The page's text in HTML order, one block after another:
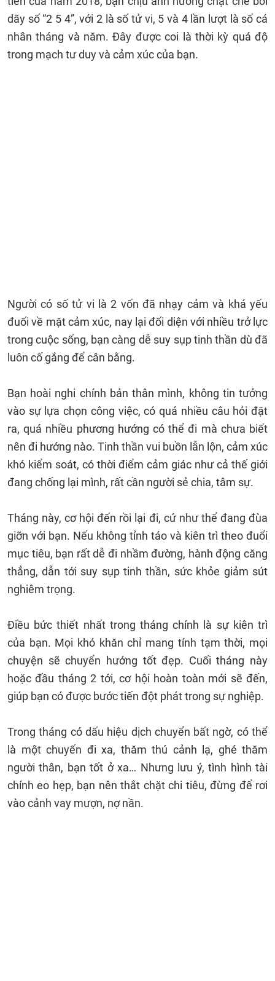
dãy số “2 5 4”, với 2 là số tử vi, 5 và 4 lần lượt là số cá
nhân tháng và năm. Đây được coi là thời kỳ quá độ
trong mạch tư duy và cảm xúc của bạn.
Người có số tử vi là 2 vốn đã nhạy cảm và khá yếu
đuối về mặt cảm xúc, nay lại đối diện với nhiều trở lực
trong cuộc sống, bạn càng dễ suy sụp tinh thần dù đã
luôn cố gắng để cân bằng.
Bạn hoài nghi chính bản thân mình, không tin tưởng
vào sự lựa chọn công việc, có quá nhiều câu hỏi đặt
ra, quá nhiều phương hướng có thể đi mà chưa biết
nên đi hướng nào. Tinh thần vui buồn lẫn lộn, cảm xúc
khó kiểm soát, có thời điểm cảm giác như cả thế giới
đang chống lại mình, rất cần người sẻ chia, tâm sự.
Tháng này, cơ hội đến rồi lại đi, cứ như thể đang đùa
giỡn với bạn. Nếu không tỉnh táo và kiên trì theo đuổi
mục tiêu, bạn rất dễ đi nhầm đường, hành động căng
thẳng, dẫn tới suy sụp tinh thần, sức khỏe giảm sút
nghiêm trọng.
Điều bức thiết nhất trong tháng chính là sự kiên trì
của bạn. Mọi khó khăn chỉ mang tính tạm thời, mọi
chuyện sẽ chuyển hướng tốt đẹp. Cuối tháng này
hoặc đầu tháng 2 tới, cơ hội hoàn toàn mới sẽ đến,
giúp bạn có được bước tiến đột phát trong sự nghiệp.
Trong tháng có dấu hiệu dịch chuyển bất ngờ, có thể
là một chuyến đi xa, thăm thú cảnh lạ, ghé thăm
người thân, bạn tốt ở xa… Nhưng lưu ý, tình hình tài
chính eo hẹp, bạn nên thắt chặt chi tiêu, đừng để rơi
vào cảnh vay mượn, nợ nần.